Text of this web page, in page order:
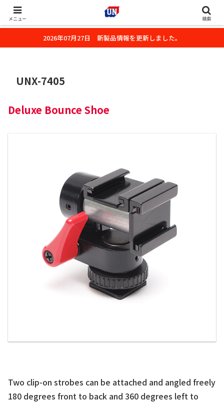
株式会社ユーエヌのオフィシャルホームページです。デジタルカメラ・カメ
ラ・水中撮影用の撮影アクセサリーのご紹介をいたします。
2026年07月27日 新製品情報を更新しました。
UNX-7405
Deluxe Bounce Shoe
Two clip-on strobes can be attached and angled freely
180 degrees front to back and 360 degrees left to
メニュー 検索